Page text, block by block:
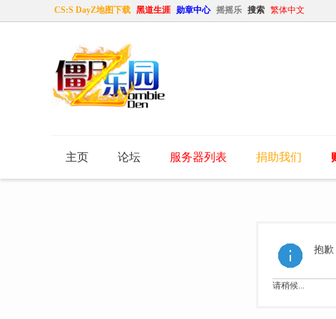
CS:S DayZ地图下载 黑道生涯 勋章中心 摇摇乐 搜索 繁体中文
主页 论坛 服务器列表 捐助我们
抱歉
请稍候...